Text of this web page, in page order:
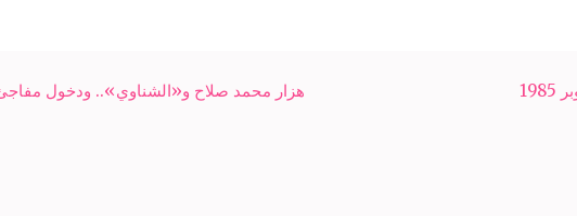
هزار محمد صلاح و«الشناوي».. ودخول